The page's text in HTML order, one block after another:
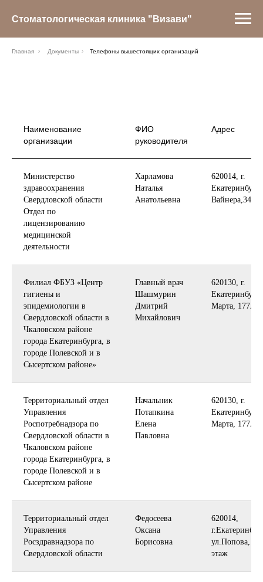
Стоматологическая клиника "Визави"
Главная Документы Телефоны вышестоящих организаций
Наименование
организации
ФИО
руководителя
Адрес
Министерство
здравоохранения
Свердловской области
Отдел по
лицензированию
медицинской
деятельности
Харламова
Наталья
Анатольевна
620014, г.
Екатеринбург,
Вайнера,34-б
Филиал ФБУЗ «Центр
гигиены и
эпидемиологии в
Свердловской области в
Чкаловском районе
города Екатеринбурга, в
городе Полевской и в
Сысертском районе»
Главный врач
Шашмурин
Дмитрий
Михайлович
620130, г.
Марта, 177А
Территориальный отдел
Управления
Роспотребнадзора по
Свердловской области в
Чкаловском районе
города Екатеринбурга, в
городе Полевской и в
Сысертском районе
Начальник
Потапкина
Елена
Павловна
620130, г.
Марта, 177А
Территориальный отдел
Управления
Росздравнадзора по
Свердловской области
Федосеева
Оксана
Борисовна
620014,
ул.Попова,
этаж